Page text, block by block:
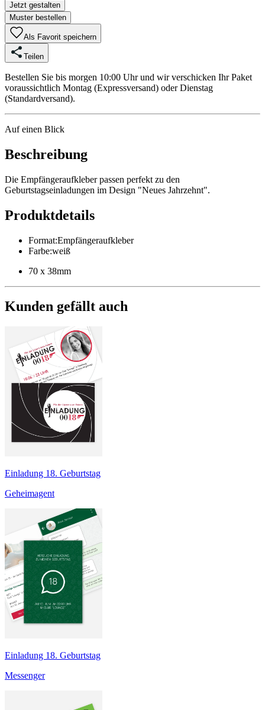
Jetzt gestalten
Muster bestellen
Als Favorit speichern
Teilen
Bestellen Sie bis morgen 10:00 Uhr und wir verschicken Ihr Paket
voraussichtlich Montag (Expressversand) oder Dienstag
(Standardversand).
Auf einen Blick
Beschreibung
Die Empfängeraufkleber passen perfekt zu den
Geburtstagseinladungen im Design "Neues Jahrzehnt".
Produktdetails
Format:Empfängeraufkleber
Farbe:weiß
70 x 38mm
Kunden gefällt auch
Einladung 18. Geburtstag
Geheimagent
Einladung 18. Geburtstag
Messenger